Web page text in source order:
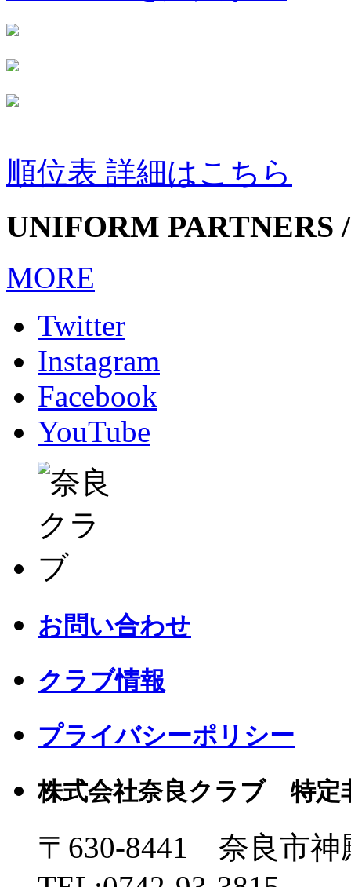
順位表 詳細はこちら
UNIFORM PARTNERS
MORE
Twitter
Instagram
Facebook
YouTube
お問い合わせ
クラブ情報
プライバシーポリシー
株式会社奈良クラブ 特定
〒630-8441 奈良市